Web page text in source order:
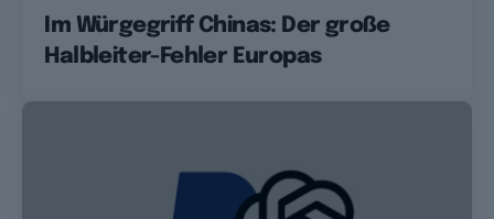
Im Würgegriff Chinas: Der große
Halbleiter-Fehler Europas